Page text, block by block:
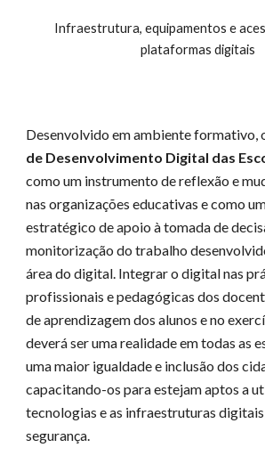
Infraestrutura, equipamentos e
plataformas digitais
Desenvolvido em ambiente formativo,
de Desenvolvimento Digital das
como um instrumento de reflexão e
nas organizações educativas e como
estratégico de apoio à tomada de
monitorização do trabalho
área do digital. Integrar o digital nas
profissionais e pedagógicas dos
de aprendizagem dos alunos e no
deverá ser uma realidade em todas as
uma maior igualdade e inclusão dos
capacitando-os para estejam aptos a
tecnologias e as infraestruturas
segurança.